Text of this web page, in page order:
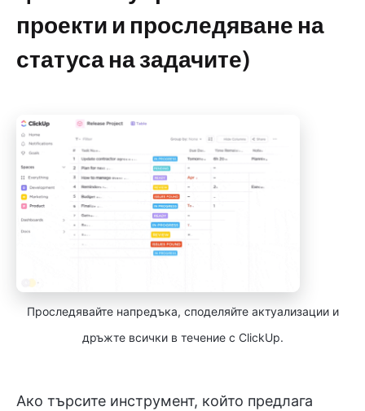
проекти и проследяване на
статуса на задачите)
Проследявайте напредъка, споделяйте актуализации и
дръжте всички в течение с ClickUp.
Ако търсите инструмент, който предлага